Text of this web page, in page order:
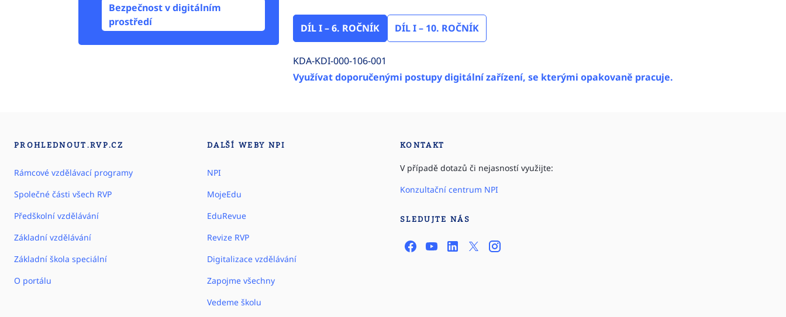
Bezpečnost v digitálním
prostředí
DÍL I – 6. ROČNÍK DÍL I – 10. ROČNÍK
KDA-KDI-000-106-001
Využívat doporučenými postupy digitální zařízení, se kterými opakovaně pracuje.
PROHLEDNOUT.RVP.CZ
Rámcové vzdělávací programy
Společné části všech RVP
Předškolní vzdělávání
Základní vzdělávání
Základní škola speciální
O portálu
DALŠÍ WEBY NPI
NPI
MojeEdu
EduRevue
Revize RVP
Digitalizace vzdělávání
Zapojme všechny
Vedeme školu
KONTAKT
V případě dotazů či nejasností využijte:
Konzultační centrum NPI
SLEDUJTE NÁS